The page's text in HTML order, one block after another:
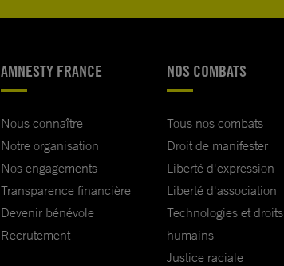
AMNESTY FRANCE
Nous connaître
Notre organisation
Nos engagements
Transparence financière
Devenir bénévole
Recrutement
NOS COMBATS
Tous nos combats
Droit de manifester
Liberté d'expression
Liberté d'association
Technologies et droits
humains
Justice raciale